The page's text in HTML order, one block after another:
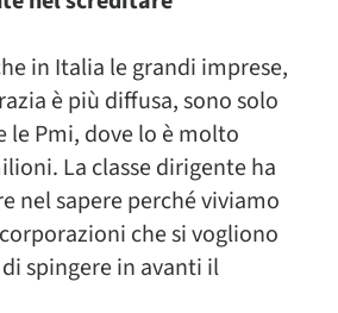
in Italia le grandi imprese,
è più diffusa, sono solo
le Pmi, dove lo è molto
La classe dirigente ha
nel sapere perché viviamo
che si vogliono
spingere in avanti il